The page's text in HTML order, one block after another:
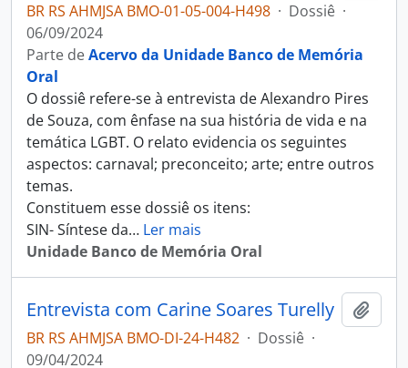
BR RS AHMJSA BMO-01-05-004-H498 · Dossiê ·
06/09/2024
Parte deAcervo da Unidade Banco de Memória
Oral
O dossiê refere-se à entrevista de Alexandro Pires
de Souza, com ênfase na sua história de vida e na
temática LGBT. O relato evidencia os seguintes
aspectos: carnaval; preconceito; arte; entre outros
temas.
Constituem esse dossiê os itens:
SIN- Síntese da… Ler mais
Unidade Banco de Memória Oral
Entrevista com Carine Soares Turelly
BR RS AHMJSA BMO-DI-24-H482 · Dossiê ·
09/04/2024